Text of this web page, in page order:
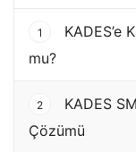
1
KADES’e
mu?
2
KADES
Çözümü